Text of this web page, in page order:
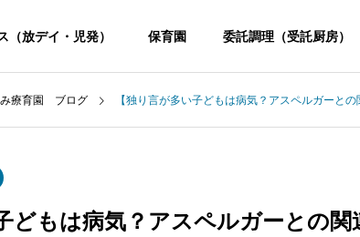
（放デイ・児発） 保育園 委託調理（受託厨房）
療育園 ブログ 【独り言が多い子どもは病気？アスペルガーと
どもは病気？アスペルガーとの